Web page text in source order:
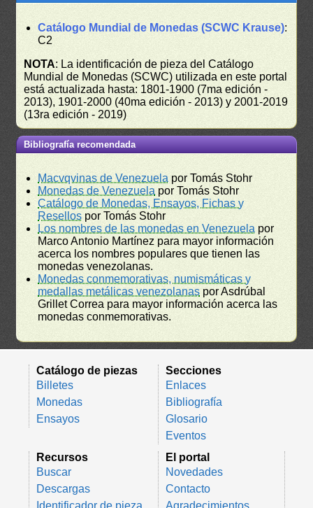
Catálogo Mundial de Monedas (SCWC Krause):
C2
NOTA: La identificación de pieza del Catálogo
Mundial de Monedas (SCWC) utilizada en este portal
está actualizada hasta: 1801-1900 (7ma edición -
2013), 1901-2000 (40ma edición - 2013) y 2001-2019
(13ra edición - 2019)
Bibliografía recomendada
Macvqvinas de Venezuela por Tomás Stohr
Monedas de Venezuela por Tomás Stohr
Catálogo de Monedas, Ensayos, Fichas y
Resellos por Tomás Stohr
Los nombres de las monedas en Venezuela por
Marco Antonio Martínez para mayor información
acerca los nombres populares que tienen las
monedas venezolanas.
Monedas conmemorativas, numismáticas y
medallas metálicas venezolanas por Asdrúbal
Grillet Correa para mayor información acerca las
monedas conmemorativas.
Catálogo de piezas
Billetes
Monedas
Ensayos
Secciones
Enlaces
Bibliografía
Glosario
Eventos
Recursos
Buscar
Descargas
Identificador de pieza
El portal
Novedades
Contacto
Agradecimientos